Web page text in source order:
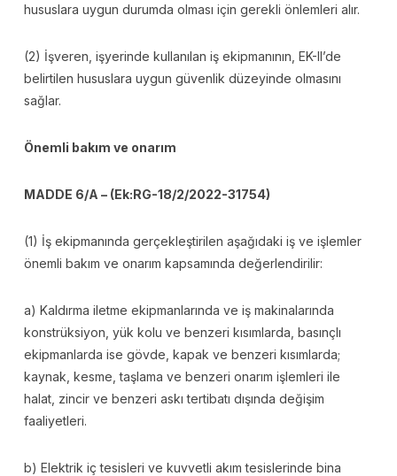
hususlara uygun durumda olması için gerekli önlemleri alır.
(2) İşveren, işyerinde kullanılan iş ekipmanının, EK-II’de
belirtilen hususlara uygun güvenlik düzeyinde olmasını
sağlar.
Önemli bakım ve onarım
MADDE 6/A – (Ek:RG-18/2/2022-31754)
(1) İş ekipmanında gerçekleştirilen aşağıdaki iş ve işlemler
önemli bakım ve onarım kapsamında değerlendirilir:
a) Kaldırma iletme ekipmanlarında ve iş makinalarında
konstrüksiyon, yük kolu ve benzeri kısımlarda, basınçlı
ekipmanlarda ise gövde, kapak ve benzeri kısımlarda;
kaynak, kesme, taşlama ve benzeri onarım işlemleri ile
halat, zincir ve benzeri askı tertibatı dışında değişim
faaliyetleri.
b) Elektrik iç tesisleri ve kuvvetli akım tesislerinde bina